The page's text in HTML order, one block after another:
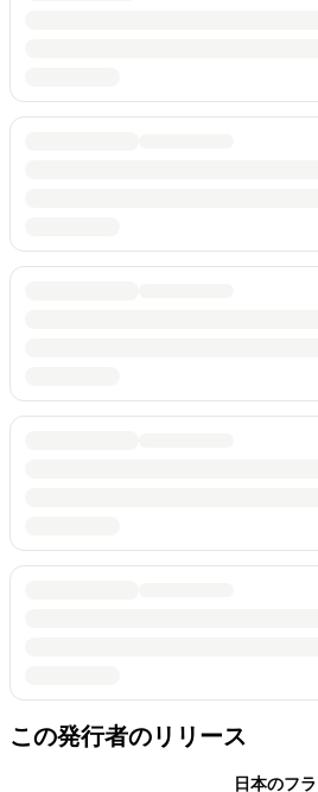
この発行者のリリース
日本のフ